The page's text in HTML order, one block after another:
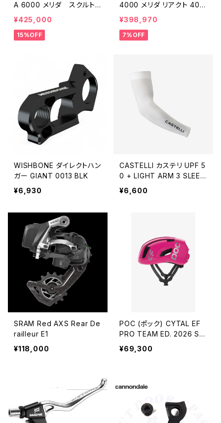
A 6000 メリダ スクルトゥ
ーラ 105Di2METALLIC BL
ACK(SILVER) （FK05）（店
頭受取のみ）
¥425,000
15%OFF
4000 メリダ リアクト 400
0（店頭受取のみ）
¥398,970
7%OFF
WISHBONE ダイレクトハン
ガー GIANT 0013 BLK
¥6,930
CASTELLI カステリ UPF 5
0 + LIGHT ARM 3 SLEEV
ES
¥6,600
SRAM Red AXS Rear De
railleur E1
¥118,000
POC (ポック) CYTAL EF
PRO TEAM ED. 2026 Sサ
イズ(50-56cm)
¥69,300